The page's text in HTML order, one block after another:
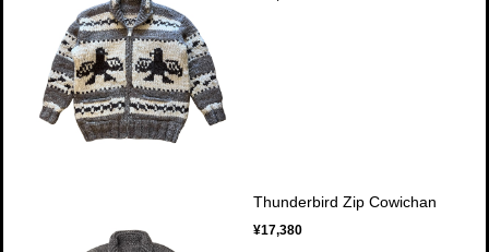
Thunderbird Zip Cowichan
¥17,380